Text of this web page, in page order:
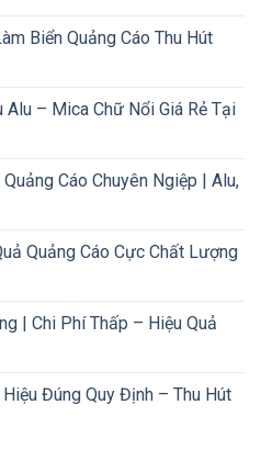
Biển Quảng Cáo Thu Hút
Alu – Mica Chữ Nổi Giá Rẻ Tại
Cáo Chuyên Ngiệp | Alu,
Quảng Cáo Cực Chất Lượng
| Chi Phí Thấp – Hiệu Quả
Đúng Quy Định – Thu Hút